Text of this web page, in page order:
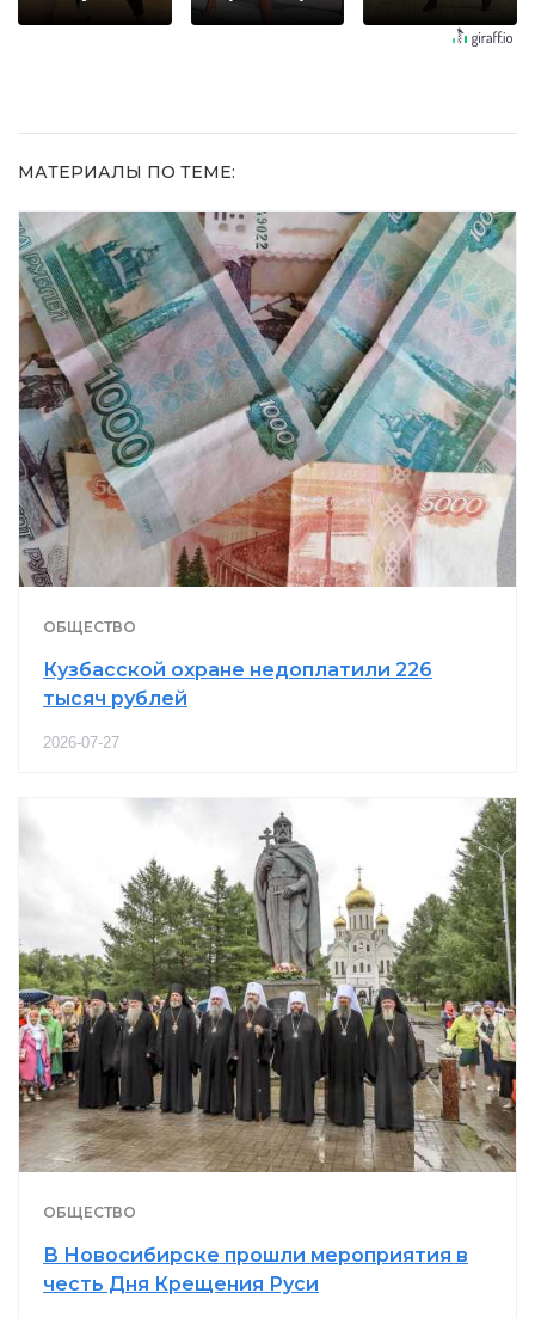
шоке от
не раз
МАТЕРИАЛЫ ПО ТЕМЕ:
ОБЩЕСТВО
Кузбасской охране недоплатили 226
тысяч рублей
2026-07-27
ОБЩЕСТВО
В Новосибирске прошли мероприятия в
честь Дня Крещения Руси